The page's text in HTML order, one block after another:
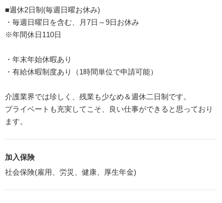
■週休2日制(毎週日曜お休み)
・毎週日曜日を含む、月7日～9日お休み
※年間休日110日
・年末年始休暇あり
・有給休暇制度あり（1時間単位で申請可能）
介護業界では珍しく、残業も少なめ＆週休二日制です。
プライベートも充実してこそ、良い仕事ができると思っており
ます。
加入保険
社会保険(雇用、労災、健康、厚生年金)